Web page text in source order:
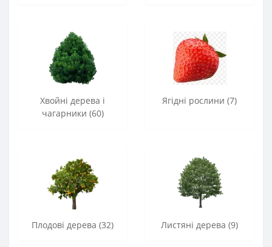
Хвойні дерева і
чагарники (60)
Ягідні рослини (7)
Плодові дерева (32) Листяні дерева (9)